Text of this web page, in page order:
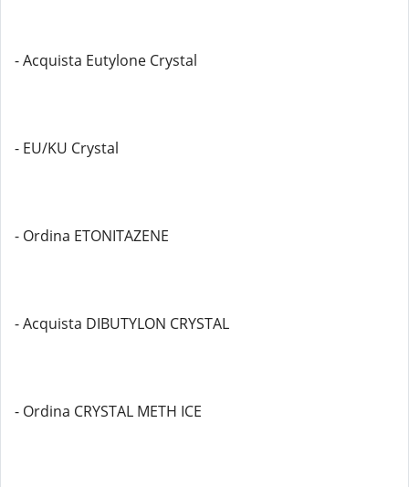
- Acquista Eutylone Crystal
- EU/KU Crystal
- Ordina ETONITAZENE
- Acquista DIBUTYLON CRYSTAL
- Ordina CRYSTAL METH ICE